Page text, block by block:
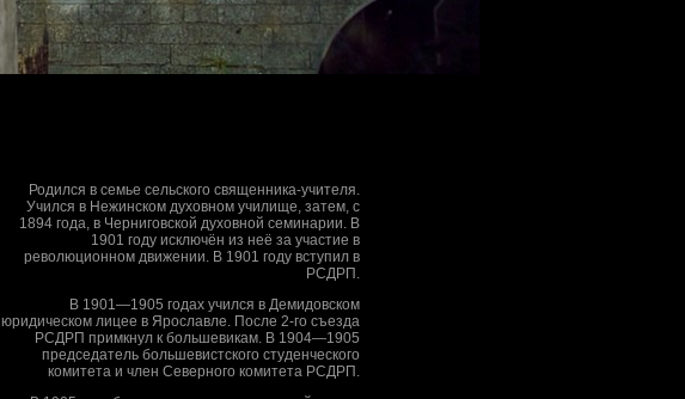
Родился в семье сельского священника-учителя.
Учился в Нежинском духовном училище, затем, с
1894 года, в Черниговской духовной семинарии. В
1901 году исключён из неё за участие в
революционном движении. В 1901 году вступил в
РСДРП.
В 1901—1905 годах учился в Демидовском
юридическом лицее в Ярославле. После 2-го съезда
РСДРП примкнул к большевикам. В 1904—1905
председатель большевистского студенческого
комитета и член Северного комитета РСДРП.